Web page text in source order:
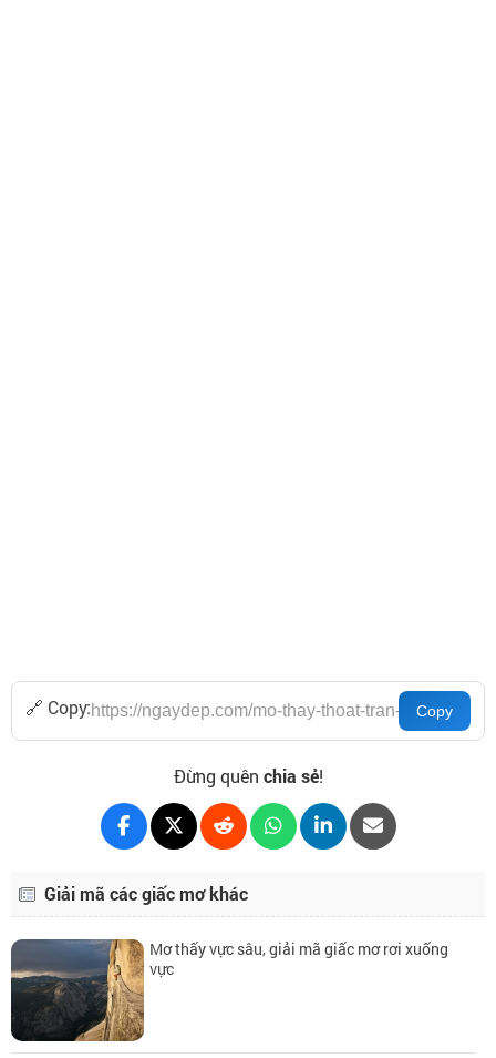
🔗 Copy:
Đừng quên chia sẻ!
Giải mã các giấc mơ khác
Mơ thấy vực sâu, giải mã giấc mơ rơi xuống
vực